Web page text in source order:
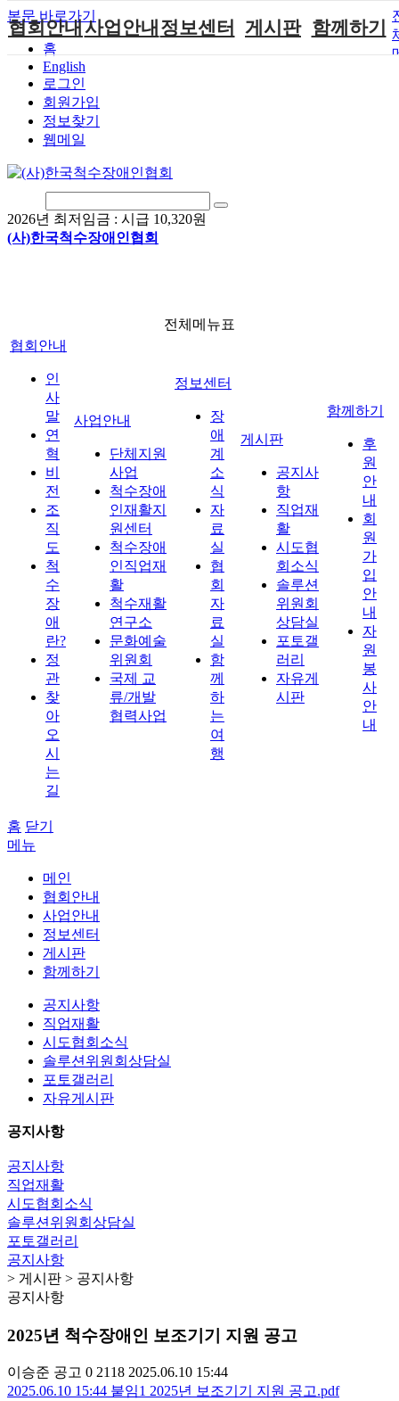
본문 바로가기
홈
English
로그인
회원가입
정보찾기
웹메일
2026년 최저임금 : 시급 10,320원
(사)한국척수장애인협회
협회안내
인사말
연혁
비전
조직도
척수장애란?
찾아오시는길
사업안내
단체지원사업
척수장애인재
활지원센터
척수장애인직
문화예술위원
회
정보센터 게시판 함께하기
전체메뉴표
협회안내
인
사
말
연
혁
비
전
조
직
도
척
수
장
애
란?
정
관
찾
아
오
시
는
길
사업안내
단체지원
사업
척수장애
인재활지
원센터
척수장애
인직업재
활
척수재활
연구소
문화예술
위원회
국제 교
류/개발
협력사업
정보센터
장
애
계
소
식
자
료
실
협
회
자
료
실
함
께
하
는
여
행
게시판
공지사
항
직업재
활
시도협
회소식
솔루션
위원회
상담실
포토갤
러리
자유게
시판
함께하기
후
원
안
내
회
원
가
입
안
내
자
원
봉
사
안
내
홈 닫기
메뉴
메인
협회안내
사업안내
정보센터
게시판
함께하기
공지사항
직업재활
시도협회소식
솔루션위원회상담실
포토갤러리
자유게시판
공지사항
공지사항
직업재활
시도협회소식
솔루션위원회상담실
포토갤러리
공지사항
> 게시판 > 공지사항
공지사항
2025년 척수장애인 보조기기 지원 공고
이승준 공고 0 2118 2025.06.10 15:44
2025.06.10 15:44 붙임1 2025년 보조기기 지원 공고.pdf